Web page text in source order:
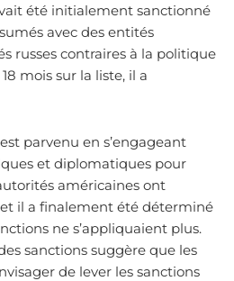
été initialement sanctionné
avec des entités
russes contraires à la politique
mois sur la liste, il a
parvenu en s’engageant
et diplomatiques pour
américaines ont
il a finalement été déterminé
ne s’appliquaient plus.
sanctions suggère que les
de lever les sanctions